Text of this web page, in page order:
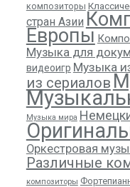
композиторы
стран Азии
Европы
Музыка для
видеоигр Музыка
из сериалов
Музыка мира
Оркестровая
Различные
композиторы